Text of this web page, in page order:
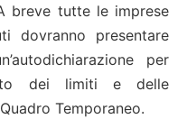
breve tutte le imprese
dovranno presentare
per
dei limiti e delle
Temporaneo.